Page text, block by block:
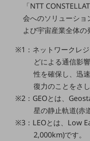
home5Gプラン
モバイルサービス
端末の一元管理
セキュリティ
運用保守・故障紛失サポート
回線・ネットワーク
お手続き
「NTT
会へのソリューショ
よび宇宙産業全体の
※1：ネットワークレ
どによる通信影
性を確保し、迅
復力のことをさし
※2：GEOとは、
星の静止軌道(赤
※3：LEOとは、Low
2,000km)です。